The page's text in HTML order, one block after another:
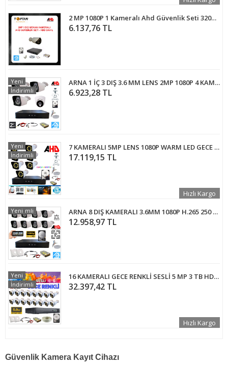
2 MP 1080P 1 Kameralı Ahd Güvenlik Seti 320GB Harddisk Dahil ARNA-7421
6.137,76 TL
ARNA 1 İÇ 3 DIŞ 3.6 MM LENS 2MP 1080P 4 KAMERALI 320 GB HDD DAHİL GÜVENLİK SETİ - ST213320
6.923,28 TL
Yeni
İndirimli
7 KAMERALI 5MP LENS 1080P WARM LED GECE RENKLİ 4 TB HDD DAHİL GÜVENLİK SETİ - 274W
17.119,15 TL
Yeni
İndirimli
Hızlı Kargo
ARNA 8 DIŞ KAMERALI 3.6MM 1080P H.265 250 GB HDD DAHİL AHD GÜVENLİK SETİ - ST28250
12.958,97 TL
İndirimli
Yeni
16 KAMERALI GECE RENKLİ SESLİ 5 MP 3 TB HDD DAHİL AHD GÜVENLİK KAMERA SETİ - ST1653WS
32.397,42 TL
Yeni
İndirimli
Hızlı Kargo
Güvenlik Kamera Kayıt Cihazı